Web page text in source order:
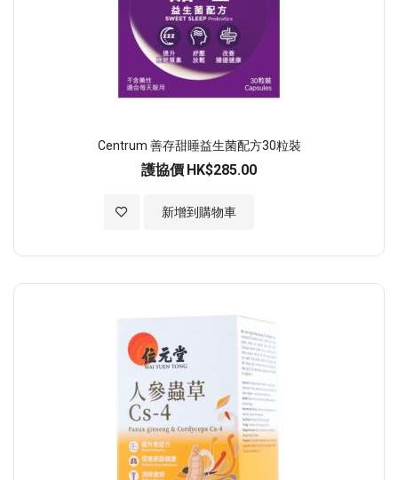
Centrum 善存甜睡益生菌配方30粒裝
護協價 HK$285.00
新增到購物車
加入至願望清單